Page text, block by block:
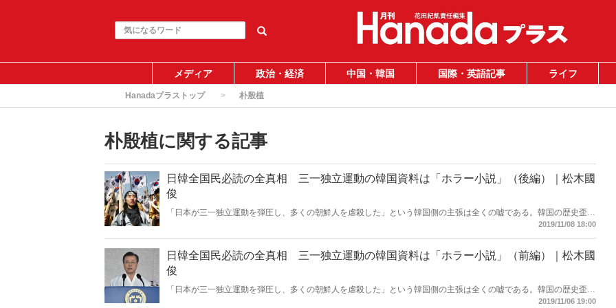
メディア 政治・経済 中国・韓国 国際・英語記事 ライフ
Hanadaプラストップ 朴殷植
朴殷植に関する記事
日韓全国民必読の全真相 三一独立運動の韓国資料は「ホラー小説」（後編）｜松木國
俊
「日本が三一独立運動を弾圧し、多くの朝鮮人を虐殺した」という韓国側の主張は全くの嘘である。韓国の歴史歪曲
にはきっちりと反論し、貶められた日本の名誉を回復しなければならない。そのためにも三一独立運動の真の姿を知
2019/11/08 18:00
日韓全国民必読の全真相 三一独立運動の韓国資料は「ホラー小説」（前編）｜松木國
俊
「日本が三一独立運動を弾圧し、多くの朝鮮人を虐殺した」という韓国側の主張は全くの嘘である。韓国の歴史歪曲
にはきっちりと反論し、貶められた日本の名誉を回復しなければならない。そのためにも三一独立運動の真の姿を知
2019/11/06 19:00